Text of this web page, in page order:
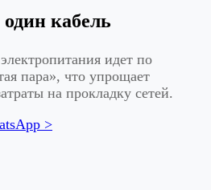
кабель
идет по
пара», что упрощает
на прокладку сетей.
>